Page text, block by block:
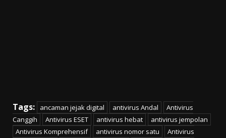
Tags: ancaman jejak digital antivirus Andal
Antivirus
Canggih
Antivirus ESET antivirus hebat
antivirus jempolan
Antivirus Komprehensif
antivirus nomor satu
Antivirus